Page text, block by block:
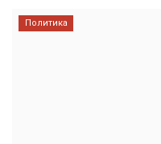
Политика